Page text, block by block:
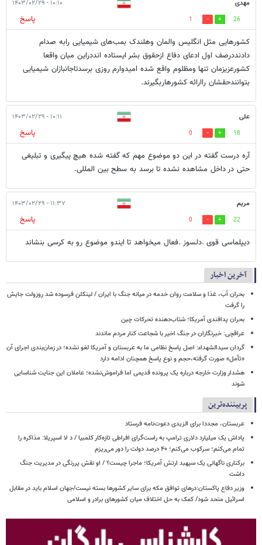
مهدی ۱۰:۱۰ - ۱۴۰۳/۰۲/۲۹
26
1
پاسخ
کشورهایی مثل انگلیس والمان وهلندک بمب‌های شیمیایی رابه صدام
دادنددرصف اول ادعای دفاع ازحقوق بشر ایستاده انددراین میان واقعا
کشورعزیزمان تنها ومظلوم واقع شده امیدوارم روزی برسدتاجانبازان شیمیایی
بتوانندحقشان راارائه کشورهاربگیرند.
علی ۱۰:۱۱ - ۱۴۰۳/۰۲/۲۹
18
0
پاسخ
آره درست گفته در این دو موضوع مهم که گفته شده هیچ پیگیری و تبلیغی
حتی در داخل مشاهده نشده تا برسد به سطح بین المللی.
مریم ۱۱:۳۷ - ۱۴۰۳/۰۲/۲۹
22
0
پاسخ
دیپلماسی قوی .دلسوز .فعال میخواهد تا ایندو موضوع رو به کرسی بنشاند
آخرین اخبار
بحران آب، غذا و سلامت روان خدمه در میانه جنگ با ایران / لینکلن فرسوده شد روزولت جایش
را گرفت
بحران پدافندی آمریکا؛ شتاب‌دهنده تحرکات چین
عراقچی: خبرنگاران در جنگ اخیر با شجاعت کنار مردم ماندند
گردان سیدالشهداء: اصل پاسخ نظامی ما به عربستان و آمریکا لغو نشده؛ در زمان‌بندی اجرای آن
«تأمل» صورت گرفته،حجم و نوع پاسخ همچنان ادامه دارد
هشدار وزارت خارجه درباره یک پرونده قدیمی اما فراموش‌نشده؛ عاملان این جنایت شناسایی
شوند
پربیننده‌ترین
عربستان، مجددا برای الزیدی دعوت‌نامه فرستاد
پاداش یک میلیارد دلاری ترامپ به راست‌گرای افراطی تازه‌کار کلمبیا / د لا اسپریلا: مذاکره را
تمام می‌کنم؛ سرکوب می‌کنم؛ ۴۰ درصد دولت را دور می‌ریزم
برکناری ناگهانی یک سپهبد ارتش آمریکا؛ ماجرا چیست؟ / او نقش پررنگی در مدیریت جنگ
داشت
وزیر دفاع پاکستان:درهای توافق مکه برای سایر کشورها بسته نیست/جهان اسلام باید در مقابل
اسرائیل متحد شود/ کمک به حل اختلاف میان کشورهای برادر و اسلامی